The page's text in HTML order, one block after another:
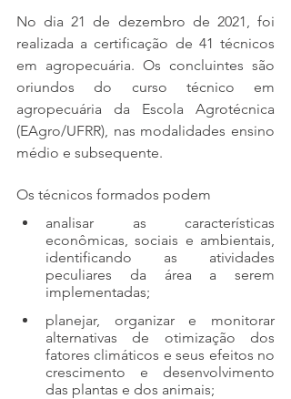
No dia 21 de dezembro de 2021, foi
realizada a certificação de 41 técnicos
em agropecuária. Os concluintes são
oriundos do curso técnico em
agropecuária da Escola Agrotécnica
(EAgro/UFRR), nas modalidades ensino
médio e subsequente.
Os técnicos formados podem
analisar as características
econômicas, sociais e ambientais,
identificando as atividades
peculiares da área a serem
implementadas;
planejar, organizar e monitorar
alternativas de otimização dos
fatores climáticos e seus efeitos no
crescimento e desenvolvimento
das plantas e dos animais;